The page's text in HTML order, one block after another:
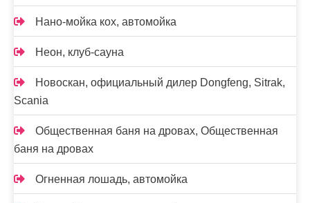
Нано-мойка кох, автомойка
Неон, клуб-сауна
Новоcкан, официальный дилер Dongfeng, Sitrak,
Scania
Общественная баня на дровах, Общественная
баня на дровах
Огненная лошадь, автомойка